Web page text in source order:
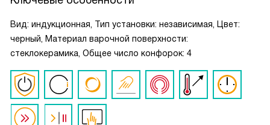
Вид: индукционная, Тип установки: независимая, Цвет:
черный, Материал варочной поверхности:
стеклокерамика, Общее число конфорок: 4